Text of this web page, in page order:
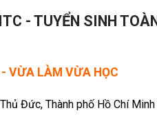
- TUYỂN SINH
VỪA LÀM VỪA HỌC
Đức, Thành phố Hồ Chí Minh